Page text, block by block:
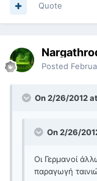
Quote
Posted
On 2/26/2012
On 2/26/
Οι Γερμανοί
παραγωγή